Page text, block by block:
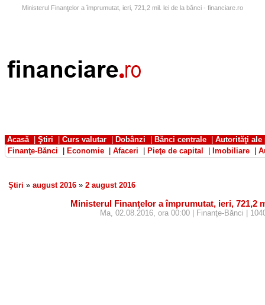
Ministerul Finanţelor a împrumutat, ieri, 721,2 mil. lei de la bănci - financiare.ro
Acasă| Ştiri Curs valutar Dobânzi Bănci centrale
Autorităţi ale
Finanţe-Bănci
Economie Afaceri Pieţe de capital Imobiliare
Ştiri » august 2016 » 2 august 2016
Ministerul Finanţelor a împrumutat, ieri, 721,2
Ma, 02.08.2016, ora 00:00 | Finanţe-Bănci |